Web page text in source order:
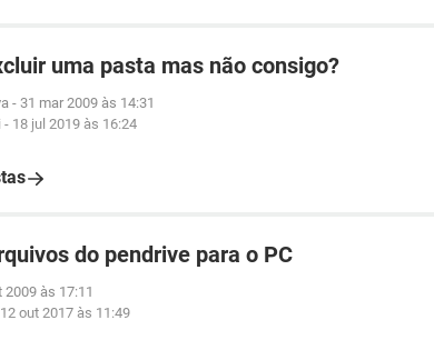
uma pasta mas não consigo?
- 31 mar 2009 às 14:31
- 18 jul 2019 às 16:24
do pendrive para o PC
2009 às 17:11
12 out 2017 às 11:49